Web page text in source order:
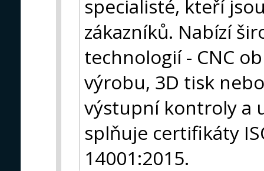
specialisté, kteří
zákazníků. Nabízí
technologií - CNC
výrobu, 3D tisk
výstupní kontroly a
splňuje certifikáty
14001:2015.